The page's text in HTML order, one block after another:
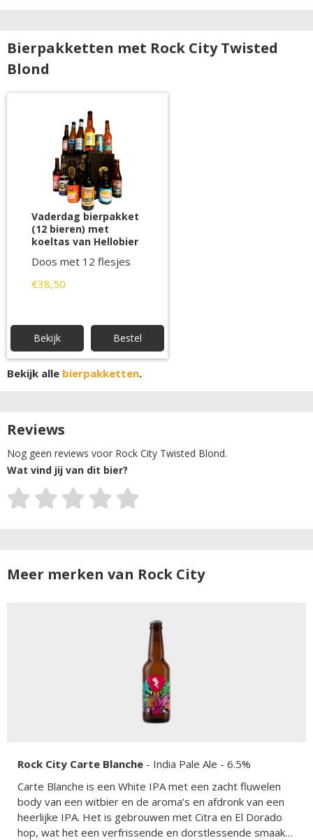
Bierpakketten met Rock City Twisted
Blond
Vaderdag bierpakket
(12 bieren) met
koeltas van Hellobier
Doos met 12 flesjes
€38,50
Bekijk Bestel
Bekijk alle bierpakketten.
Reviews
Nog geen reviews voor Rock City Twisted Blond.
Wat vind jij van dit bier?
Meer merken van Rock City
Rock City Carte Blanche - India Pale Ale - 6.5%
Carte Blanche is een White IPA met een zacht fluwelen
body van een witbier en de aroma’s en afdronk van een
heerlijke IPA. Het is gebrouwen met Citra en El Dorado
hop, wat het een verfrissende en dorstlessende smaak